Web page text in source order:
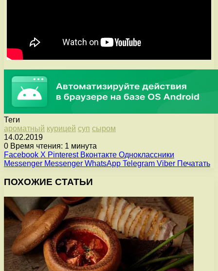
Теги
ароматный курицей суп сыром
14.02.2019
0 Время чтения: 1 минута
Facebook X Pinterest Вконтакте Одноклассники
Messenger Messenger WhatsApp Telegram Viber Печатать
ПОХОЖИЕ СТАТЬИ